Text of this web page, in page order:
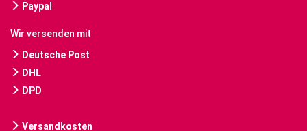
Paypal
Wir versenden mit
Deutsche Post
DHL
DPD
Versandkosten